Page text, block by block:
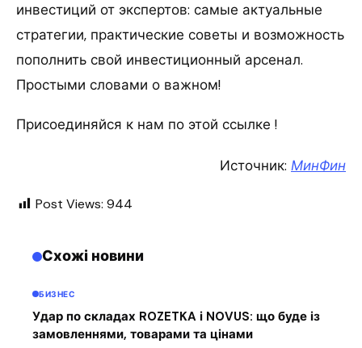
инвестиций от экспертов: самые актуальные
стратегии, практические советы и возможность
пополнить свой инвестиционный арсенал.
Простыми словами о важном!
Присоединяйся к нам по этой ссылке !
Источник: МинФин
Post Views: 944
Схожі новини
БИЗНЕС
Удар по складах ROZETKA і NOVUS: що буде із
замовленнями, товарами та цінами